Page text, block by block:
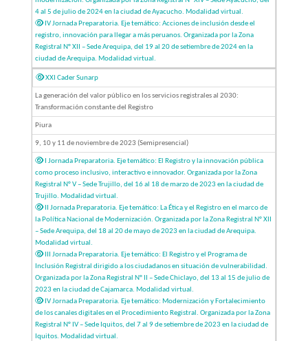
4 al 5 de julio de 2024 en la ciudad de Ayacucho. Modalidad virtual.
IV Jornada Preparatoria. Eje temático: Acciones de inclusión desde el
registro, innovación para llegar a más peruanos. Organizada por la Zona
Registral N° XII – Sede Arequipa, del 19 al 20 de setiembre de 2024 en la
ciudad de Arequipa. Modalidad virtual.
XXI Cader Sunarp
La generación del valor público en los servicios registrales al 2030:
Transformación constante del Registro
Piura
9, 10 y 11 de noviembre de 2023 (Semipresencial)
I Jornada Preparatoria. Eje temático: El Registro y la innovación pública
como proceso inclusivo, interactivo e innovador. Organizada por la Zona
Registral N° V – Sede Trujillo, del 16 al 18 de marzo de 2023 en la ciudad de
Trujillo. Modalidad virtual.
II Jornada Preparatoria. Eje temático: La Ética y el Registro en el marco de
la Política Nacional de Modernización. Organizada por la Zona Registral N° XII
– Sede Arequipa, del 18 al 20 de mayo de 2023 en la ciudad de Arequipa.
Modalidad virtual.
III Jornada Preparatoria. Eje temático: El Registro y el Programa de
Inclusión Registral dirigido a los ciudadanos en situación de vulnerabilidad.
Organizada por la Zona Registral N° II – Sede Chiclayo, del 13 al 15 de julio de
2023 en la ciudad de Cajamarca. Modalidad virtual.
IV Jornada Preparatoria. Eje temático: Modernización y Fortalecimiento
de los canales digitales en el Procedimiento Registral. Organizada por la Zona
Registral N° IV – Sede Iquitos, del 7 al 9 de setiembre de 2023 en la ciudad de
Iquitos. Modalidad virtual.